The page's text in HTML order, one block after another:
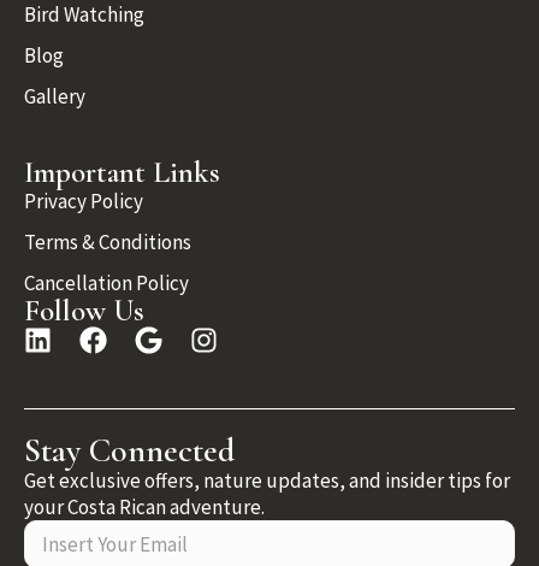
Bird Watching
Blog
Gallery
Important Links
Privacy Policy
Terms & Conditions
Cancellation Policy
Follow Us
Stay Connected
Get exclusive offers, nature updates, and insider tips for
your Costa Rican adventure.